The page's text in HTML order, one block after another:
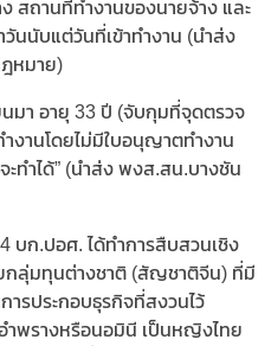
สถานที่ทำงานของนายจ้าง และ
นนับแต่วันที่เข้าทำงาน (นำส่ง
หมาย)
มา อายุ 33 ปี (จับกุมที่จุดตรวจ
งานโดยไม่มีใบอนุญาตทำงาน
ทำได้” (นำส่ง พงส.สน.บางชัน
บก.ปอศ. ได้ทำการสืบสวนเชิง
กลุ่มทุนต่างชาติ (สัญชาติจีน) ที่มี
รประกอบธุรกิจที่สงวนไว้
ำพรางหรือนอมินี เป็นหญิงไทย